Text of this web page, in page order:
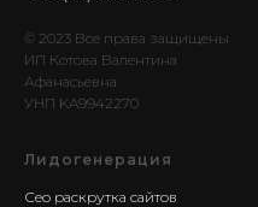
© 2023 Все права защищены
ИП Котова Валентина
Афанасьевна
УНП KA9942270
Лидогенерация
Сео раскрутка сайтов